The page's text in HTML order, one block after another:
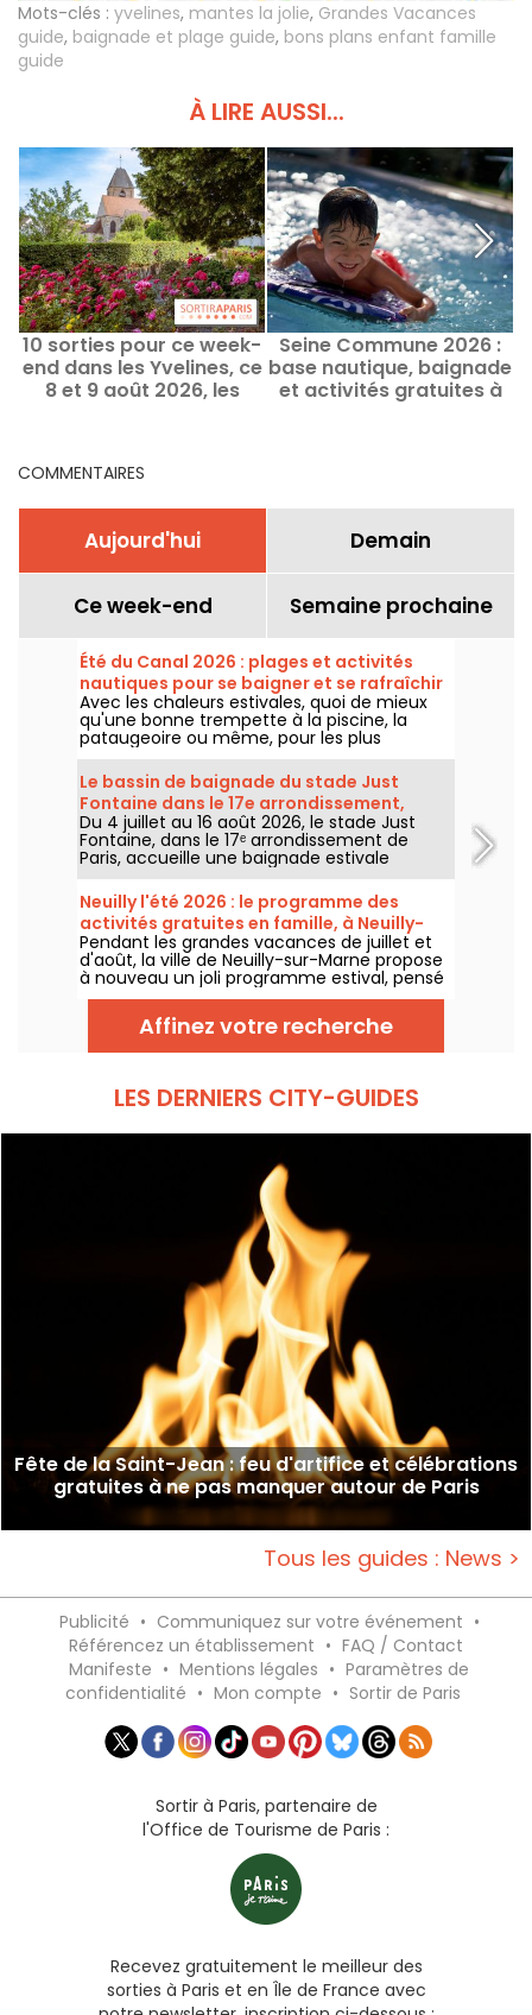
Mots-clés : yvelines, mantes la jolie, Grandes Vacances
guide, baignade et plage guide, bons plans enfant famille
guide
À LIRE AUSSI...
10 sorties pour ce week-
end dans les Yvelines, ce
8 et 9 août 2026, les
Seine Commune 2026 :
base nautique, baignade
et activités gratuites à
COMMENTAIRES
Aujourd'hui Demain
Ce week-end Semaine prochaine
Été du Canal 2026 : plages et activités
nautiques pour se baigner et se rafraîchir
Avec les chaleurs estivales, quoi de mieux
qu'une bonne trempette à la piscine, la
pataugeoire ou même, pour les plus
chanceux d'entre nous, à la mer ? Qu'à cela
ne tienne, impossible n'est pas Francilien,
alors, l'Eté du Canal ramène la plage à Paris
et en région Île-de-France tout l'été. On
vous explique où et quand en profiter pour
barboter pendant toutes les vacances !
Le bassin de baignade du stade Just
Fontaine dans le 17e arrondissement,
rouvre pour l'été 2026
Du 4 juillet au 16 août 2026, le stade Just
Fontaine, dans le 17ᵉ arrondissement de
Paris, accueille une baignade estivale
gratuite. Mis en place par la Ville de Paris, ce
bassin extérieur temporaire permet de se
baigner tout l'été et de participer à
différentes activités sportives et de loisirs.
Neuilly l'été 2026 : le programme des
activités gratuites en famille, à Neuilly-
sur-Marne
Pendant les grandes vacances de juillet et
d'août, la ville de Neuilly-sur-Marne propose
à nouveau un joli programme estival, pensé
pour tous mais spécialement les familles et
les enfants. Baignade, jeux gonflables et
activités plein air : de quoi s'éclater à tout
âge !
Affinez votre recherche
LES DERNIERS CITY-GUIDES
Fête de la Saint-Jean : feu d'artifice et célébrations
gratuites à ne pas manquer autour de Paris
Tous les guides : News >
Publicité • Communiquez sur votre événement •
Référencez un établissement • FAQ / Contact
Manifeste • Mentions légales • Paramètres de
confidentialité • Mon compte • Sortir de Paris
Sortir à Paris, partenaire de
l'Office de Tourisme de Paris :
Recevez gratuitement le meilleur des
sorties à Paris et en Île de France avec